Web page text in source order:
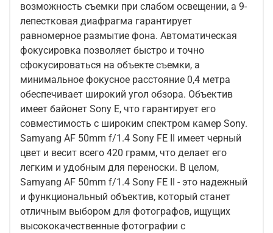
возможность съемки при слабом освещении, а 9-
лепестковая диафрагма гарантирует
равномерное размытие фона. Автоматическая
фокусировка позволяет быстро и точно
сфокусироваться на объекте съемки, а
минимальное фокусное расстояние 0,4 метра
обеспечивает широкий угол обзора. Объектив
имеет байонет Sony E, что гарантирует его
совместимость с широким спектром камер Sony.
Samyang AF 50mm f/1.4 Sony FE II имеет черный
цвет и весит всего 420 грамм, что делает его
легким и удобным для переноски. В целом,
Samyang AF 50mm f/1.4 Sony FE II - это надежный
и функциональный объектив, который станет
отличным выбором для фотографов, ищущих
высококачественные фотографии с